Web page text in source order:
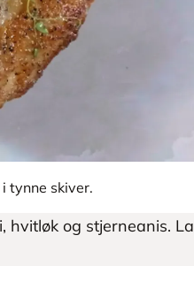
tynne skiver.
hvitløk og stjerneanis. La